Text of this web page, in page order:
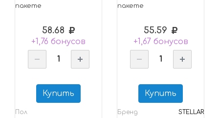
пакете
58.68
+1,76 бонусов
Купить
Пол
пакете
55.59
+1,67 бонусов
Купить
Бренд
STELLAR